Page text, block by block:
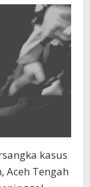
kasus
Aceh Tengah